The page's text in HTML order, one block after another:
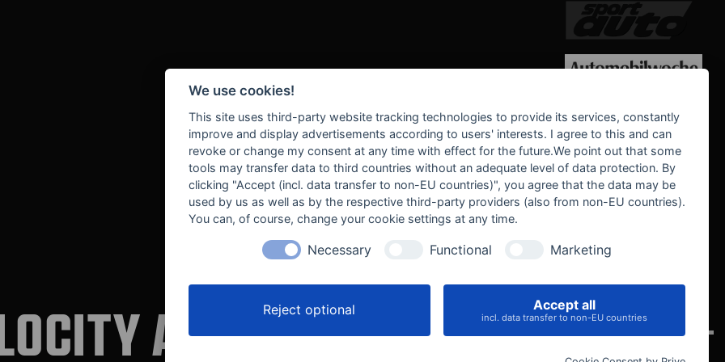
WE SUPPORT
AUTOMOTIVE
We use cookies!
This site uses third-party website tracking technologies to provide its services, constantly
improve and display advertisements according to users' interests. I agree to this and can
revoke or change my consent at any time with effect for the future.We point out that some
tools may transfer data to third countries without an adequate level of data protection. By
clicking "Accept (incl. data transfer to non-EU countries)", you agree that the data may be
used by us as well as by the respective third-party providers (also from non-EU countries).
You can, of course, change your cookie settings at any time.
Necessary Functional Marketing
Reject optional Accept all
incl. data transfer to non-EU countries